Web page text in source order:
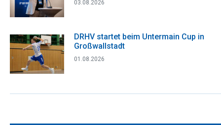
03.08.2026
DRHV startet beim Untermain Cup in
Großwallstadt
01.08.2026